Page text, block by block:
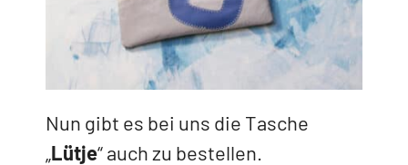
Nun gibt es bei uns die Tasche
Lütje“ auch zu bestellen.